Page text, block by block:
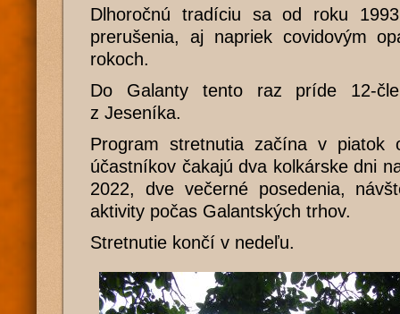
Dlhoročnú tradíciu sa od roku
prerušenia, aj napriek covidovým
rokoch.
Do Galanty tento raz príde 12-
z Jeseníka.
Program stretnutia začína v piatok
účastníkov čakajú dva kolkárske dni
2022, dve večerné posedenia,
aktivity počas Galantských trhov.
Stretnutie končí v nedeľu.